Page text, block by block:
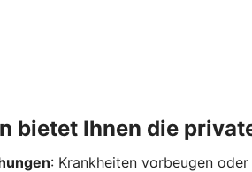
bietet Ihnen die
: Krankheiten vorbeugen